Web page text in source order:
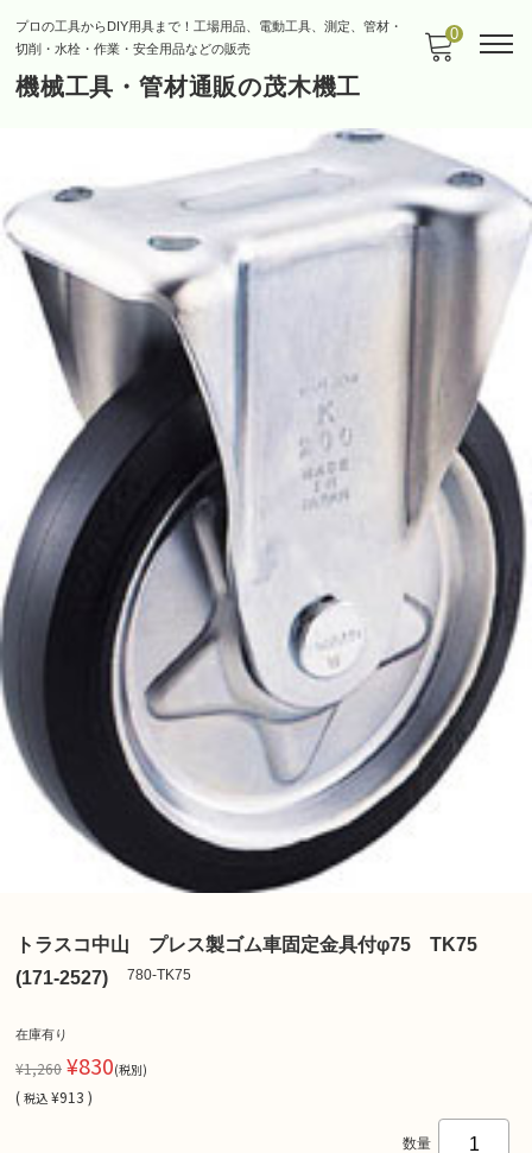
プロの工具からDIY用具まで！工場用品、電動工具、測定、管材・
切削・水栓・作業・安全用品などの販売
機械工具・管材通販の茂木機工
0
トラスコ中山 プレス製ゴム車固定金具付φ75 TK75
(171-2527)
780-TK75
在庫有り
¥1,260 ¥830(税別)
( 税込 ¥913 )
数量